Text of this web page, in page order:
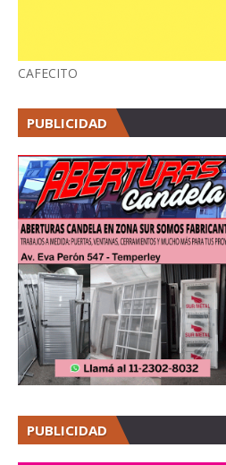
CAFECITO
PUBLICIDAD
PUBLICIDAD